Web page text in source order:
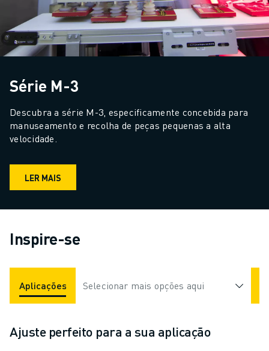
Série M-3
Descubra a série M-3, especificamente concebida para
manuseamento e recolha de peças pequenas a alta
velocidade.
LER MAIS
Inspire-se
Aplicações Indústrias
Selecionar mais opções aqui
Ajuste perfeito para a sua aplicação